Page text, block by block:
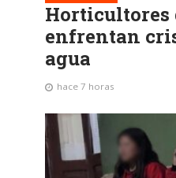
Horticultores
enfrentan
agua
hace 7 horas